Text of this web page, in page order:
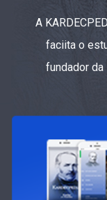
A
faciita o
fundador da